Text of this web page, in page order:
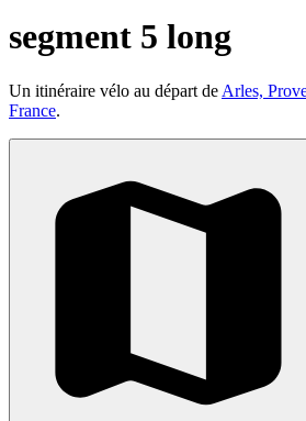
segment 5 long
Un itinéraire vélo au départ de Arles,
France.